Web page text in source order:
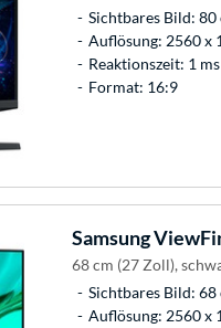
Sichtbares Bild:
Auflösung: 2560 x
Reaktionszeit: 1
Format: 16:9
Samsung
68 cm (27 Zoll),
Sichtbares Bild:
Auflösung: 2560 x